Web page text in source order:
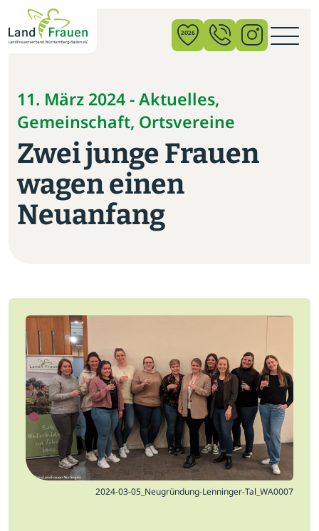
2026
11. März 2024 - Aktuelles,
Gemeinschaft, Ortsvereine
Zwei junge Frauen
wagen einen
Neuanfang
×
News
Verband
Politik
Bildung
Gemeinschaft
Startseite
Jobs
Newsletter
Presse
Intern
Login
Mitglied werden
2024-03-05_Neugründung-Lenninger-Tal_WA0007